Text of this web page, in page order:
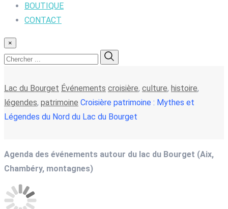
BOUTIQUE
CONTACT
×
Lac du Bourget Événements croisière, culture, histoire,
légendes, patrimoine Croisière patrimoine : Mythes et
Légendes du Nord du Lac du Bourget
Agenda des événements autour du lac du Bourget (Aix,
Chambéry, montagnes)